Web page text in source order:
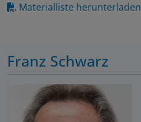
Materialliste herunterladen
Franz Schwarz